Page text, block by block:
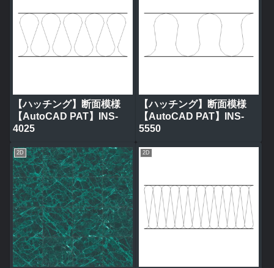
【ハッチング】断面模様
【AutoCAD PAT】INS-
4025
【ハッチング】断面模様
【AutoCAD PAT】INS-
5550
2D 2D